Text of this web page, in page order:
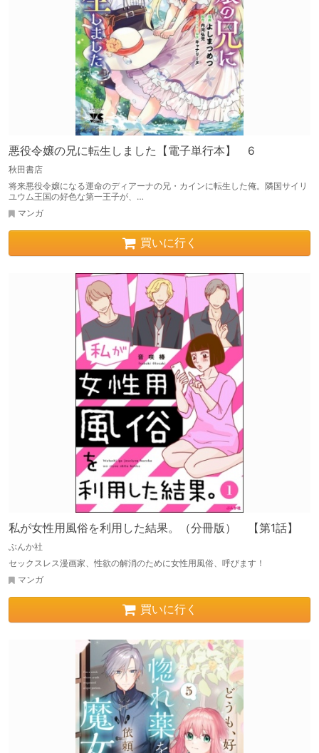
悪役令嬢の兄に転生しました【電子単行本】 6
秋田書店
将来悪役令嬢になる運命のディアーナの兄・カインに転生した俺。隣国サイリ
ユウム王国の好色な第一王子が、…
マンガ
買いに行く
私が女性用風俗を利用した結果。（分冊版） 【第1話】
ぶんか社
セックスレス漫画家、性欲の解消のために女性用風俗、呼びます！
マンガ
買いに行く